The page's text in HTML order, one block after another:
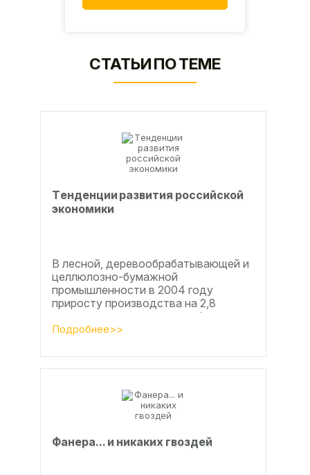
СТАТЬИ ПО ТЕМЕ
Тeндeнции paзвития poccийcкoй
экoнoмики
В лесной, деревообрабатывающей и
целлюлозно-бумажной
промышленности в 2004 году
приросту производства на 2,8
процента во многом способствовали
развитие тех подотраслей,
Подробнее>>
Фанерa... и никaкиx гвoздeй